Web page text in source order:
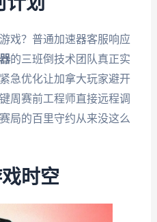
戏？普通加速器客服响应
的三班倒技术团队真正实
急优化让加拿大玩家避开
周赛前工程师直接远程调
局的百里守约从来没这么
时空